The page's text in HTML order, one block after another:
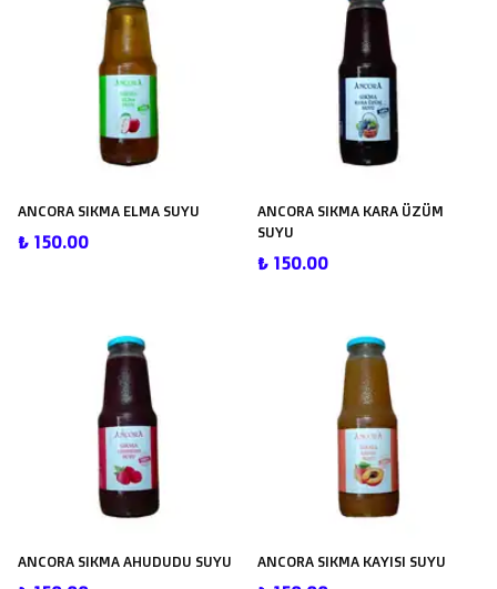
ANCORA SIKMA ELMA SUYU
₺ 150.00
ANCORA SIKMA KARA ÜZÜM
SUYU
₺ 150.00
ANCORA SIKMA AHUDUDU SUYU ANCORA SIKMA KAYISI SUYU